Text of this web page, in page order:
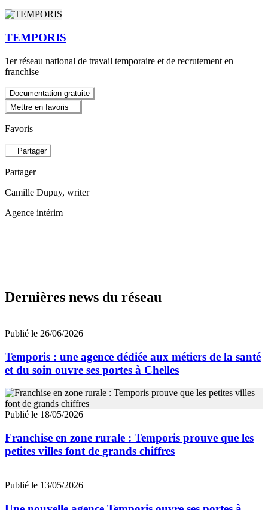
TEMPORIS
1er réseau national de travail temporaire et de recrutement en
franchise
Documentation gratuite
Mettre en favoris
Favoris
Partager
Partager
Camille Dupuy, writer
Agence intérim
Dernières news du réseau
Publié le 26/06/2026
Temporis : une agence dédiée aux métiers de la santé
et du soin ouvre ses portes à Chelles
Publié le 18/05/2026
Franchise en zone rurale : Temporis prouve que les
petites villes font de grands chiffres
Publié le 13/05/2026